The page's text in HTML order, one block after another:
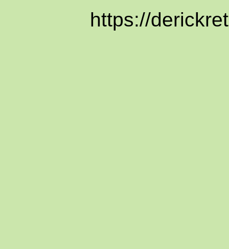
https://